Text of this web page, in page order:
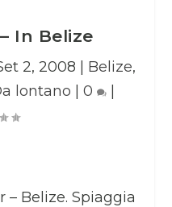
In Belize
2, 2008 Belize,
lontano 0 |
– Belize. Spiaggia